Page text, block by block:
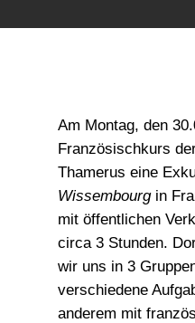
Am Montag, den
Französischkurs
Thamerus eine
Wissembourgin
mit öffentlichen
circa 3 Stunden.
wir uns in 3
verschiedene
anderem mit